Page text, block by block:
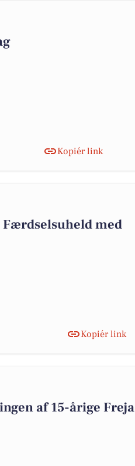
Kopiér link
med
Kopiér link
af 15-årige Freja